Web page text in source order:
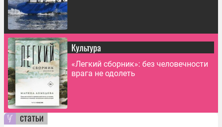
Культура
«Легкий сборник»: без человечности
врага не одолеть
статьи